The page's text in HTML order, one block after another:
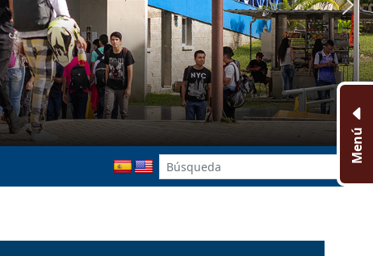
Menú